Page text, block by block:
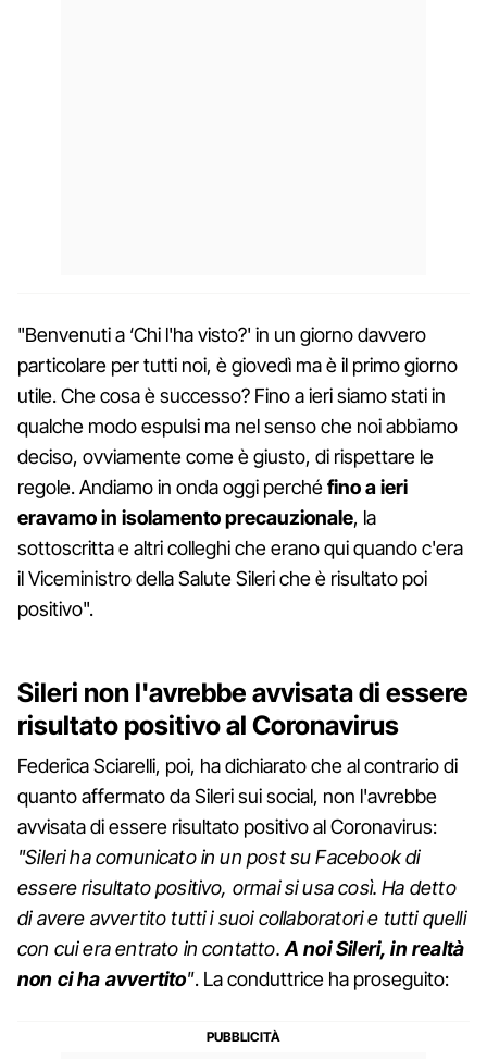
"Benvenuti a ‘Chi l'ha visto?' in un giorno davvero
particolare per tutti noi, è giovedì ma è il primo giorno
utile. Che cosa è successo? Fino a ieri siamo stati in
qualche modo espulsi ma nel senso che noi abbiamo
deciso, ovviamente come è giusto, di rispettare le
regole. Andiamo in onda oggi perchéfino a ieri
eravamo in isolamento precauzionale, la
sottoscritta e altri colleghi che erano qui quando c'era
il Viceministro della Salute Sileri che è risultato poi
positivo".
Sileri non l'avrebbe avvisata di essere
risultato positivo al Coronavirus
Federica Sciarelli, poi, ha dichiarato che al contrario di
quanto affermato da Sileri sui social, non l'avrebbe
avvisata di essere risultato positivo al Coronavirus:
"Sileri ha comunicato in un post su Facebook di
essere risultato positivo, ormai si usa così. Ha detto
di avere avvertito tutti i suoi collaboratori e tutti quelli
con cui era entrato in contatto. A noi Sileri, in realtà
non ci ha avvertito". La conduttrice ha proseguito: